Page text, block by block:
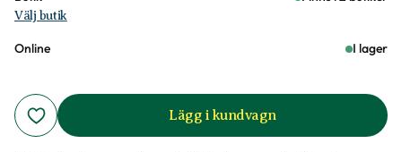
Välj butik
Online I lager
Lägg i kundvagn